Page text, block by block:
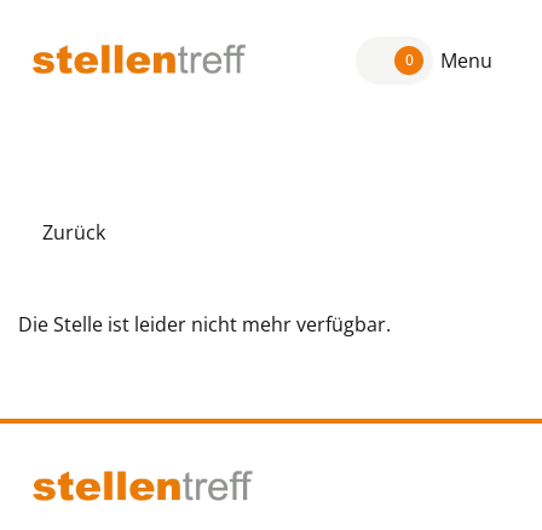
0 Menu
Zurück
Die Stelle ist leider nicht mehr verfügbar.